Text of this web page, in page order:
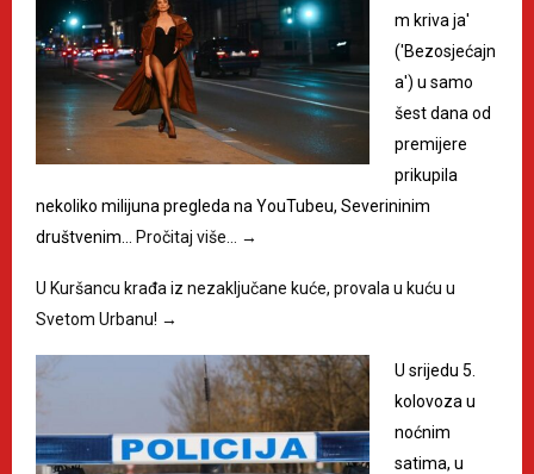
m kriva ja'
('Bezosjećajn
a') u samo
šest dana od
premijere
prikupila
nekoliko milijuna pregleda na YouTubeu, Severininim
društvenim… Pročitaj više… →
U Kuršancu krađa iz nezaključane kuće, provala u kuću u
Svetom Urbanu! →
U srijedu 5.
kolovoza u
noćnim
satima, u